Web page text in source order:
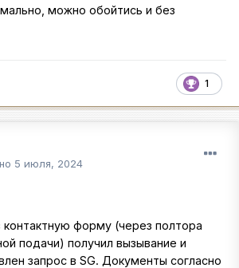
можно обойтись и без
1
5 июля, 2024
контактную форму (через полтора
подачи) получил вызывание и
запрос в SG. Документы согласно